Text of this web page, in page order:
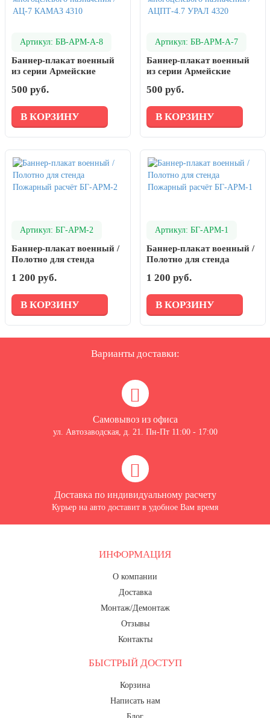
Артикул: БВ-АРМ-А-8
Баннер-плакат военный
из серии Армейские
многоцелевого
4310
500 руб.
В КОРЗИНУ
Артикул: БВ-АРМ-А-7
Баннер-плакат военный
из серии Армейские
многоцелевого
УРАЛ 4320
500 руб.
В КОРЗИНУ
Артикул: БГ-АРМ-2
Баннер-плакат военный /
Полотно для стенда
АРМ-2
1 200 руб.
В КОРЗИНУ
Артикул: БГ-АРМ-1
Баннер-плакат военный /
Полотно для стенда
АРМ-1
1 200 руб.
В КОРЗИНУ
Варианты доставки:
Самовывоз из офиса
ул. Автозаводская, д. 21. Пн-Пт 11:00 - 17:00
Доставка по индивидуальному расчету
Курьер на авто доставит в удобное Вам время
ИНФОРМАЦИЯ
О компании
Доставка
Монтаж/Демонтаж
Отзывы
Контакты
БЫСТРЫЙ ДОСТУП
Корзина
Написать нам